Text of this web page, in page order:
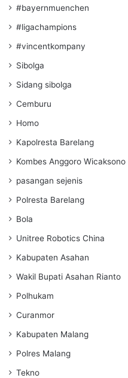
#bayernmuenchen
#ligachampions
#vincentkompany
Sibolga
Sidang sibolga
Cemburu
Homo
Kapolresta Barelang
Kombes Anggoro Wicaksono
pasangan sejenis
Polresta Barelang
Bola
Unitree Robotics China
Kabupaten Asahan
Wakil Bupati Asahan Rianto
Polhukam
Curanmor
Kabupaten Malang
Polres Malang
Tekno